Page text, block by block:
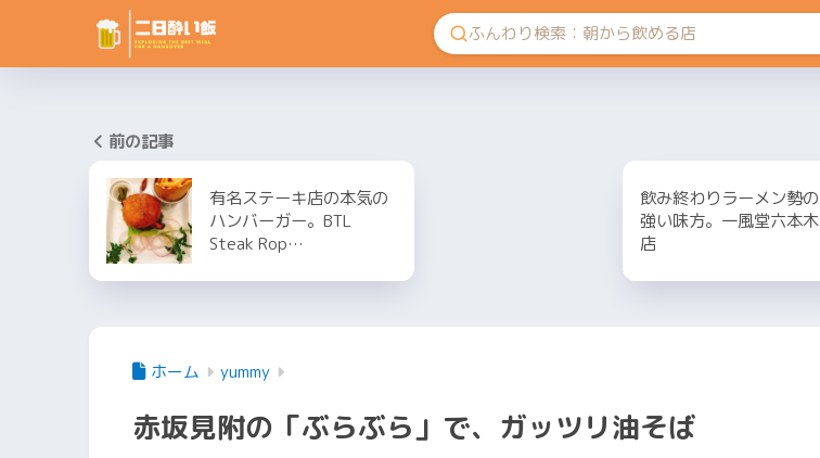
前の記事
有名ステーキ店の本気の
ハンバーガー。BTL
Steak Rop…
飲み終わりラーメン勢の
強い味方。一風堂六本木
店
ホーム yummy
赤坂見附の「ぶらぶら」で、ガッツリ油そば